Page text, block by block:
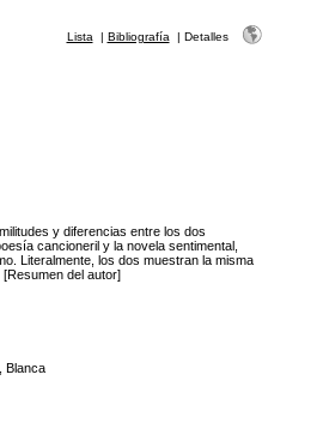
Lista | Bibliografía | Detalles
y diferencias entre los dos
cancioneril y la novela sentimental,
Literalmente, los dos muestran la misma
del autor]
Blanca